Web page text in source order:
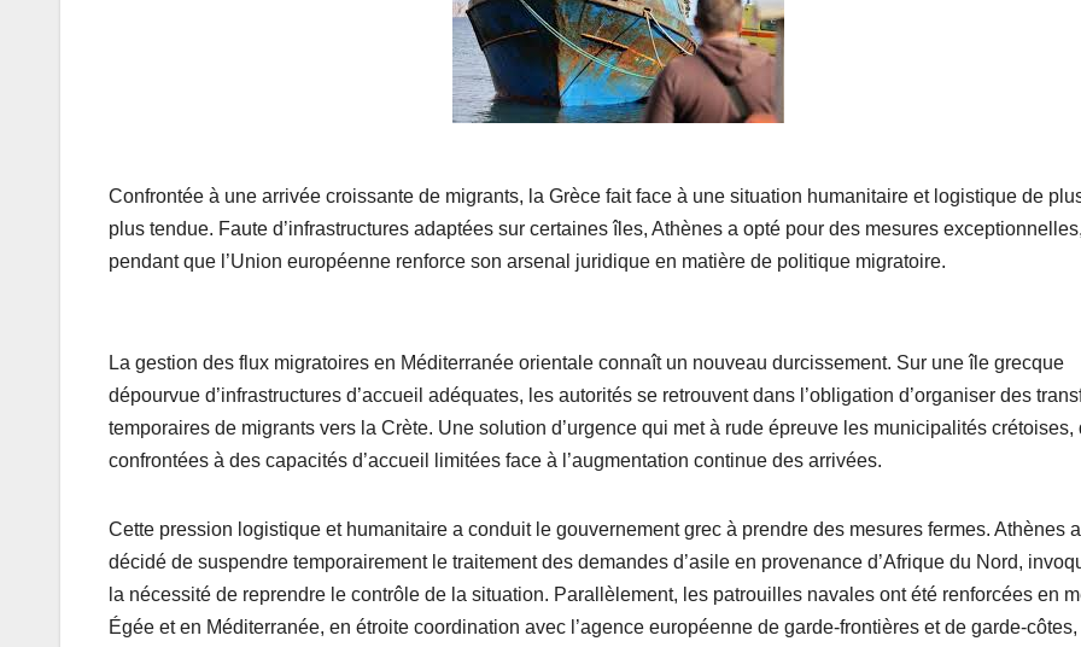
Confrontée à une arrivée croissante de migrants, la Grèce fait face à une situation humanitaire et logistique de
plus tendue. Faute d’infrastructures adaptées sur certaines îles, Athènes a opté pour des mesures
pendant que l’Union européenne renforce son arsenal juridique en matière de politique migratoire.
La gestion des flux migratoires en Méditerranée orientale connaît un nouveau durcissement. Sur une île grecque
dépourvue d’infrastructures d’accueil adéquates, les autorités se retrouvent dans l’obligation d’organiser des
temporaires de migrants vers la Crète. Une solution d’urgence qui met à rude épreuve les municipalités crétoises,
confrontées à des capacités d’accueil limitées face à l’augmentation continue des arrivées.
Cette pression logistique et humanitaire a conduit le gouvernement grec à prendre des mesures fermes. Athènes
décidé de suspendre temporairement le traitement des demandes d’asile en provenance d’Afrique du Nord,
la nécessité de reprendre le contrôle de la situation. Parallèlement, les patrouilles navales ont été renforcées en
Égée et en Méditerranée, en étroite coordination avec l’agence européenne de garde-frontières et de garde-côtes,